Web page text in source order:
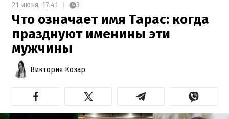
21 июня, 17:41 3
Что означает имя Тарас: когда
празднуют именины эти
мужчины
Виктория Козар